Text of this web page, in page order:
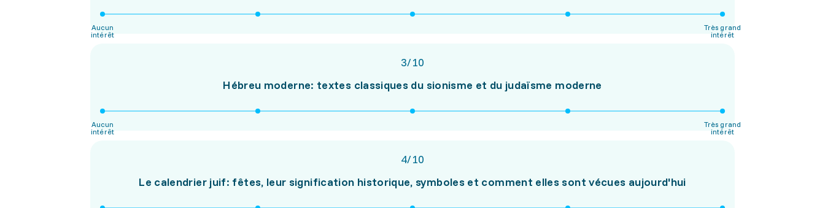
Aucun
intérêt
Très grand
intérêt
3/10
Hébreu moderne: textes classiques du sionisme et du judaïsme moderne
Aucun
intérêt
Très grand
intérêt
4/10
Le calendrier juif: fêtes, leur signification historique, symboles et comment elles sont vécues aujourd'hui